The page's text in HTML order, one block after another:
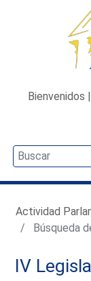
Bienvenidos |
Actividad
Búsqueda
IV